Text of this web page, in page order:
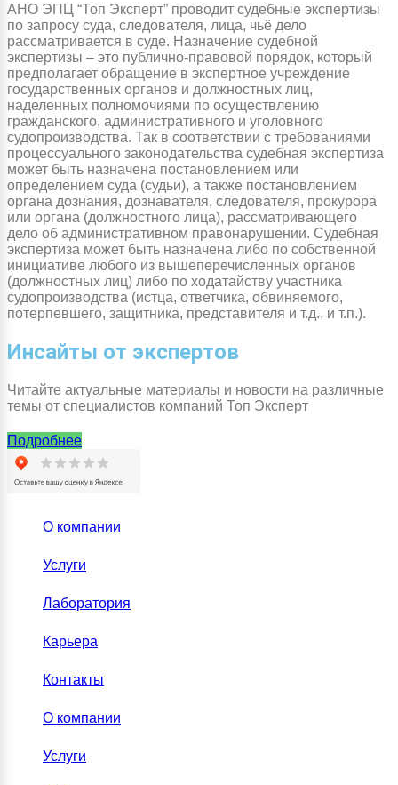
АНО ЭПЦ “Топ Эксперт” проводит судебные экспертизы
по запросу суда, следователя, лица, чьё дело
рассматривается в суде. Назначение судебной
экспертизы – это публично-правовой порядок, который
предполагает обращение в экспертное учреждение
государственных органов и должностных лиц,
наделенных полномочиями по осуществлению
гражданского, административного и уголовного
судопроизводства. Так в соответствии с требованиями
процессуального законодательства судебная экспертиза
может быть назначена постановлением или
определением суда (судьи), а также постановлением
органа дознания, дознавателя, следователя, прокурора
или органа (должностного лица), рассматривающего
дело об административном правонарушении. Судебная
экспертиза может быть назначена либо по собственной
инициативе любого из вышеперечисленных органов
(должностных лиц) либо по ходатайству участника
судопроизводства (истца, ответчика, обвиняемого,
потерпевшего, защитника, представителя и т.д., и т.п.).
Инсайты от экспертов
Читайте актуальные материалы и новости на различные
темы от специалистов компаний Топ Эксперт
Подробнее
О компании
Услуги
Лаборатория
Карьера
Контакты
О компании
Услуги